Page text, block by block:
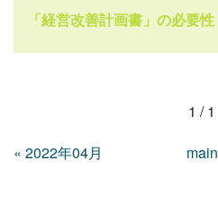
「経営改善計画書」の必要性
1 / 1
« 2022年04月 main